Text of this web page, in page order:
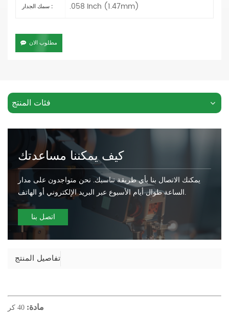
سمك الجدار : .058 Inch (1.47mm)
مطلوب الان
فئات المنتج
كيف يمكننا مساعدتك
يمكنك الاتصال بنا بأي طريقة تناسبك. نحن متواجدون على مدار
الساعة طوال أيام الأسبوع عبر البريد الإلكتروني أو الهاتف.
اتصل بنا
تفاصيل المنتج
مادة: 40 كر